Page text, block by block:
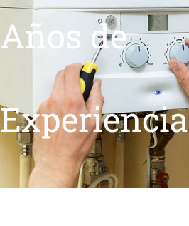
Años de
Experiencia